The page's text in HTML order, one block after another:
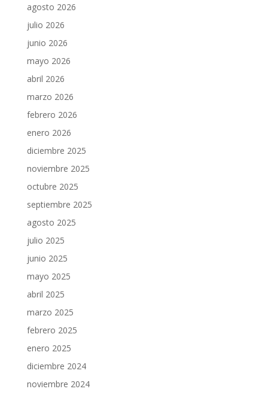
agosto 2026
julio 2026
junio 2026
mayo 2026
abril 2026
marzo 2026
febrero 2026
enero 2026
diciembre 2025
noviembre 2025
octubre 2025
septiembre 2025
agosto 2025
julio 2025
junio 2025
mayo 2025
abril 2025
marzo 2025
febrero 2025
enero 2025
diciembre 2024
noviembre 2024